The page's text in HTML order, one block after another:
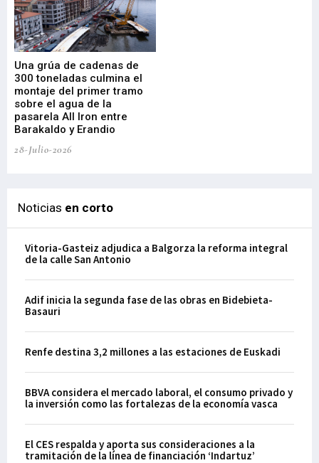
Una grúa de cadenas de
300 toneladas culmina el
montaje del primer tramo
sobre el agua de la
pasarela All Iron entre
Barakaldo y Erandio
28-Julio-2026
Noticias en corto
Vitoria-Gasteiz adjudica a Balgorza la reforma integral
de la calle San Antonio
Adif inicia la segunda fase de las obras en Bidebieta-
Basauri
Renfe destina 3,2 millones a las estaciones de Euskadi
BBVA considera el mercado laboral, el consumo privado y
la inversión como las fortalezas de la economía vasca
El CES respalda y aporta sus consideraciones a la
tramitación de la línea de financiación ‘Indartuz’